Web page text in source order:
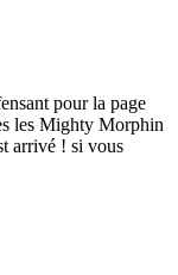
pour la page
les Mighty Morphin
arrivé ! si vous